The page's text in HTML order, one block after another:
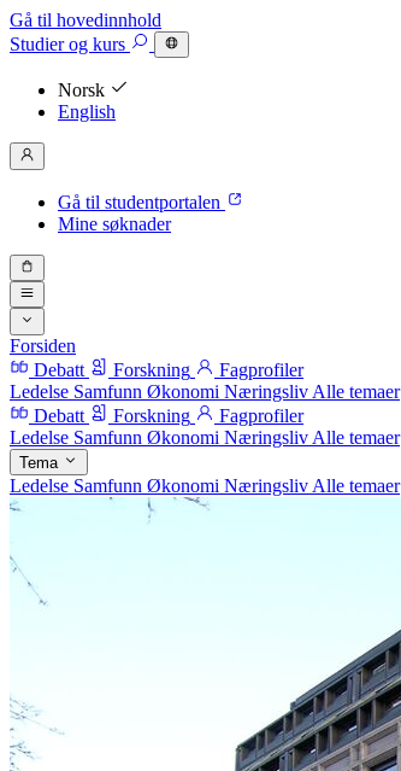
Gå til hovedinnhold
Studierog kurs
Norsk
English
Gå til studentportalen
Mine søknader
Forsiden
Debatt
Forskning
Fagprofiler
Ledelse Samfunn Økonomi Næringsliv Alle temaer
Debatt
Forskning
Fagprofiler
Ledelse Samfunn Økonomi Næringsliv Alle temaer
Tema
Ledelse Samfunn Økonomi Næringsliv Alle temaer